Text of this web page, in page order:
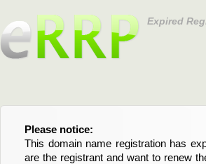
Expired
Please notice:
This domain name registration has
are the registrant and want to renew
Bitte beachten Sie:
Diese Domainregistrierung ist
Domain stehen an. Wenn Sie der